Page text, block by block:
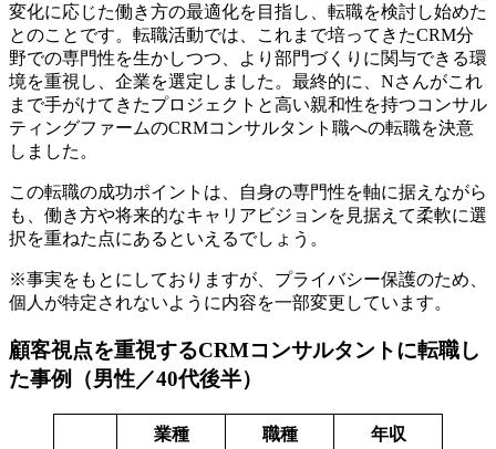
変化に応じた働き方の最適化を目指し、転職を検討し始めた
とのことです。転職活動では、これまで培ってきたCRM分
野での専門性を生かしつつ、より部門づくりに関与できる環
境を重視し、企業を選定しました。最終的に、Nさんがこれ
まで手がけてきたプロジェクトと高い親和性を持つコンサル
ティングファームのCRMコンサルタント職への転職を決意
しました。
この転職の成功ポイントは、自身の専門性を軸に据えながら
も、働き方や将来的なキャリアビジョンを見据えて柔軟に選
択を重ねた点にあるといえるでしょう。
※事実をもとにしておりますが、プライバシー保護のため、
個人が特定されないように内容を一部変更しています。
顧客視点を重視するCRMコンサルタントに転職し
た事例（男性／40代後半）
業種 職種 年収